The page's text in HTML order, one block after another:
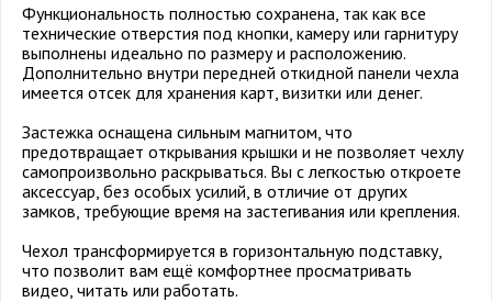
Функциональность полностью сохранена, так как все
технические отверстия под кнопки, камеру или гарнитуру
выполнены идеально по размеру и расположению.
Дополнительно внутри передней откидной панели чехла
имеется отсек для хранения карт, визитки или денег.
Застежка оснащена сильным магнитом, что
предотвращает открывания крышки и не позволяет чехлу
самопроизвольно раскрываться. Вы с легкостью откроете
аксессуар, без особых усилий, в отличие от других
замков, требующие время на застегивания или крепления.
Чехол трансформируется в горизонтальную подставку,
что позволит вам ещё комфортнее просматривать
видео, читать или работать.